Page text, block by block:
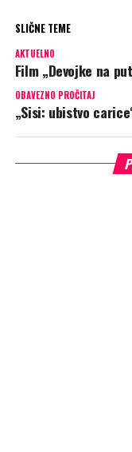
SLIČNE TEME
AKTUELNO
Film „Devojke na
OBAVEZNO PROČITAJ
„Sisi: ubistvo